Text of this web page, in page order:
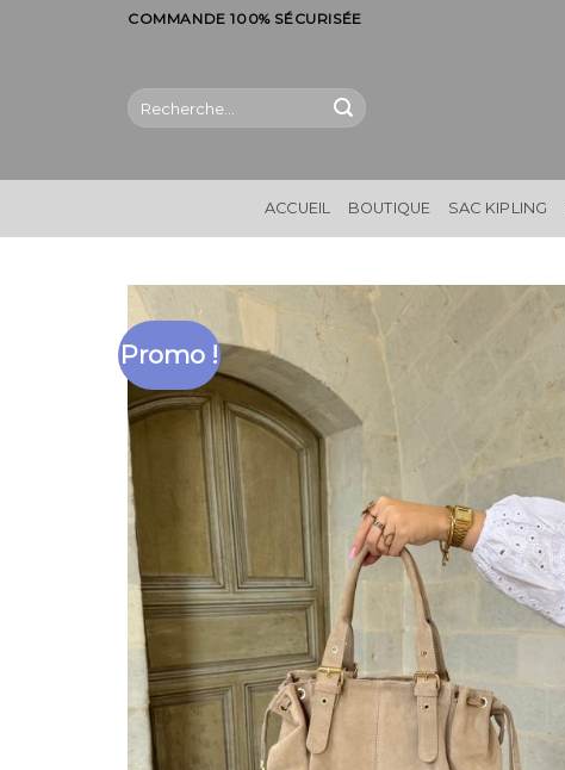
COMMANDE 100% SÉCURISÉE
Recherche
pour :
ACCUEIL BOUTIQUE SAC KIPLING
Promo !